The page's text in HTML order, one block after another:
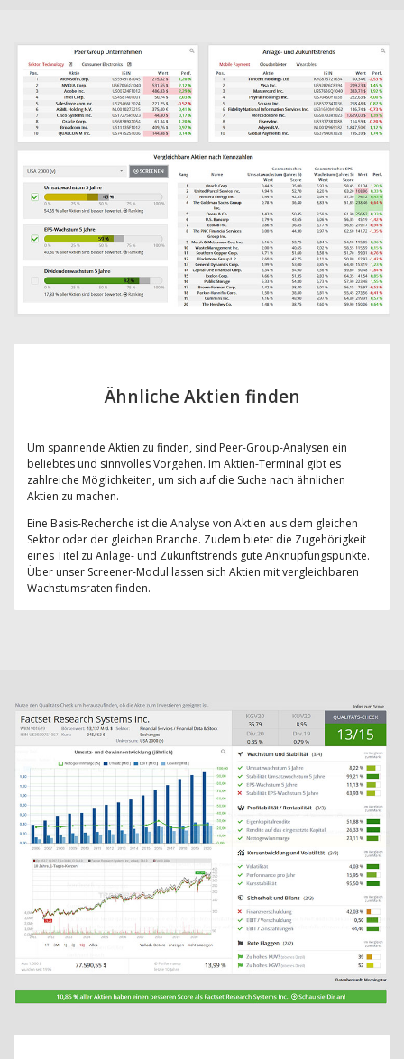
Ähnliche Aktien finden
Um spannende Aktien zu finden, sind Peer-Group-Analysen ein
beliebtes und sinnvolles Vorgehen. Im Aktien-Terminal gibt es
zahlreiche Möglichkeiten, um sich auf die Suche nach ähnlichen
Aktien zu machen.
Eine Basis-Recherche ist die Analyse von Aktien aus dem gleichen
Sektor oder der gleichen Branche. Zudem bietet die Zugehörigkeit
eines Titel zu Anlage- und Zukunftstrends gute Anknüpfungspunkte.
Über unser Screener-Modul lassen sich Aktien mit vergleichbaren
Wachstumsraten finden.